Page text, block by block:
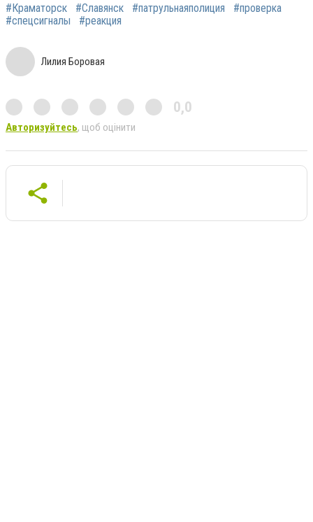
#Краматорск #Славянск #патрульнаяполиция
#проверка
#спецсигналы
#реакция
Лилия Боровая
0,0
Авторизуйтесь, щоб оцінити